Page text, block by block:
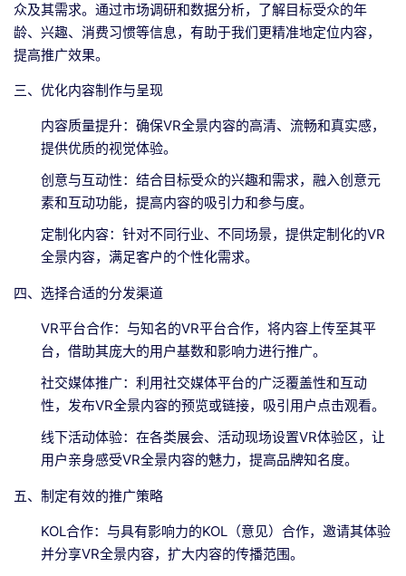
众及其需求。通过市场调研和数据分析，了解目标受众的年
龄、兴趣、消费习惯等信息，有助于我们更精准地定位内容，
提高推广效果。
三、优化内容制作与呈现
内容质量提升：确保VR全景内容的高清、流畅和真实感，
提供优质的视觉体验。
创意与互动性：结合目标受众的兴趣和需求，融入创意元
素和互动功能，提高内容的吸引力和参与度。
定制化内容：针对不同行业、不同场景，提供定制化的VR
全景内容，满足客户的个性化需求。
四、选择合适的分发渠道
VR平台合作：与知名的VR平台合作，将内容上传至其平
台，借助其庞大的用户基数和影响力进行推广。
社交媒体推广：利用社交媒体平台的广泛覆盖性和互动
性，发布VR全景内容的预览或链接，吸引用户点击观看。
线下活动体验：在各类展会、活动现场设置VR体验区，让
用户亲身感受VR全景内容的魅力，提高品牌知名度。
五、制定有效的推广策略
KOL合作：与具有影响力的KOL（意见）合作，邀请其体验
并分享VR全景内容，扩大内容的传播范围。